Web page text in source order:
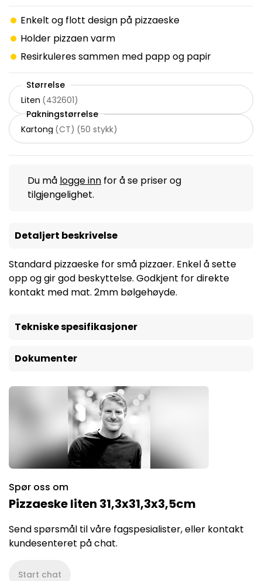
Enkelt og flott design på pizzaeske
Holder pizzaen varm
Resirkuleres sammen med papp og papir
Størrelse
Liten (432601)
Pakningstørrelse
Kartong (CT) (50 stykk)
Du må logge inn for å se priser og
tilgjengelighet.
Detaljert beskrivelse
Standard pizzaeske for små pizzaer. Enkel å sette
opp og gir god beskyttelse. Godkjent for direkte
kontakt med mat. 2mm bølgehøyde.
Tekniske spesifikasjoner
Dokumenter
Spør oss om
Pizzaeske liten 31,3x31,3x3,5cm
Send spørsmål til våre fagspesialister, eller kontakt
kundesenteret på chat.
Start chat